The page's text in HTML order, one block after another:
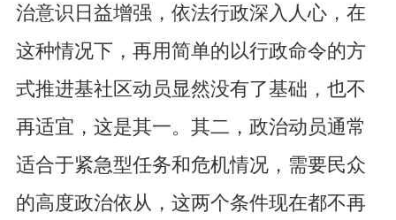
治意识日益增强，依法行政深入人心，在
这种情况下，再用简单的以行政命令的方
式推进基社区动员显然没有了基础，也不
再适宜，这是其一。其二，政治动员通常
适合于紧急型任务和危机情况，需要民众
的高度政治依从，这两个条件现在都不再